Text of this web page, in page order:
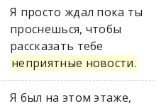
Я просто ждал пока ты
проснешься, чтобы
рассказать тебе
неприятные новости.
Я был на этом этаже,